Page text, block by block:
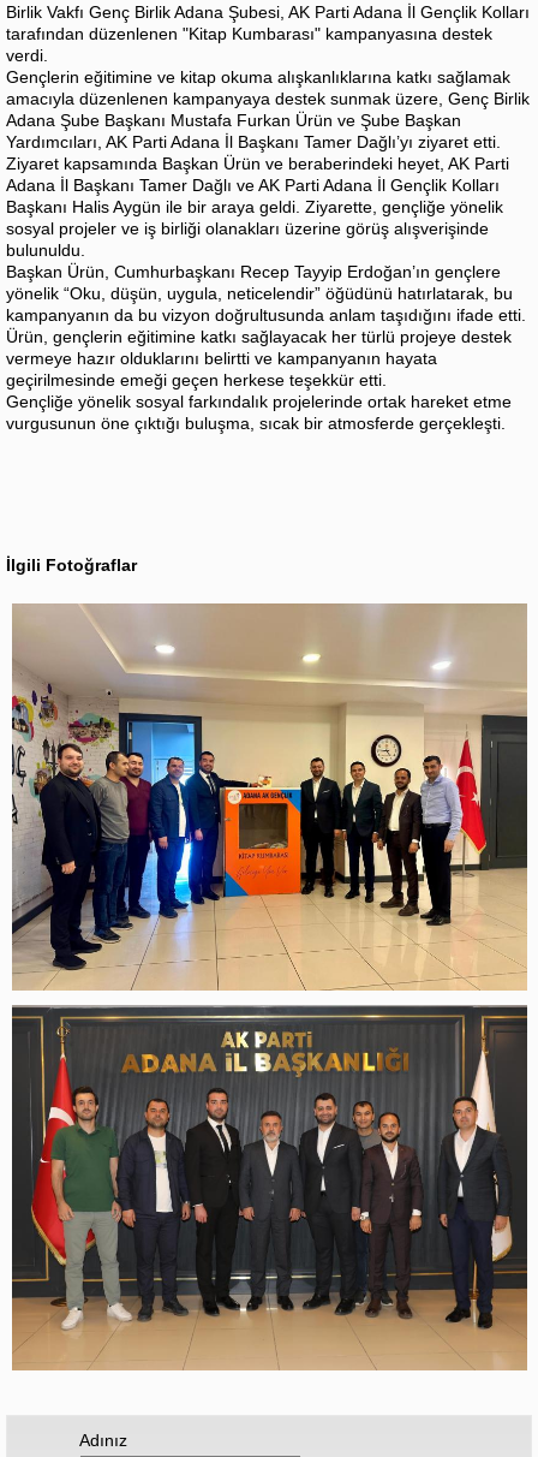
Birlik Vakfı Genç Birlik Adana Şubesi, AK Parti Adana İl Gençlik Kolları
tarafından düzenlenen "Kitap Kumbarası" kampanyasına destek
verdi.
Gençlerin eğitimine ve kitap okuma alışkanlıklarına katkı sağlamak
amacıyla düzenlenen kampanyaya destek sunmak üzere, Genç Birlik
Adana Şube Başkanı Mustafa Furkan Ürün ve Şube Başkan
Yardımcıları, AK Parti Adana İl Başkanı Tamer Dağlı’yı ziyaret etti.
Ziyaret kapsamında Başkan Ürün ve beraberindeki heyet, AK Parti
Adana İl Başkanı Tamer Dağlı ve AK Parti Adana İl Gençlik Kolları
Başkanı Halis Aygün ile bir araya geldi. Ziyarette, gençliğe yönelik
sosyal projeler ve iş birliği olanakları üzerine görüş alışverişinde
bulunuldu.
Başkan Ürün, Cumhurbaşkanı Recep Tayyip Erdoğan’ın gençlere
yönelik “Oku, düşün, uygula, neticelendir” öğüdünü hatırlatarak, bu
kampanyanın da bu vizyon doğrultusunda anlam taşıdığını ifade etti.
Ürün, gençlerin eğitimine katkı sağlayacak her türlü projeye destek
vermeye hazır olduklarını belirtti ve kampanyanın hayata
geçirilmesinde emeği geçen herkese teşekkür etti.
Gençliğe yönelik sosyal farkındalık projelerinde ortak hareket etme
vurgusunun öne çıktığı buluşma, sıcak bir atmosferde gerçekleşti.
İlgili Fotoğraflar
Adınız